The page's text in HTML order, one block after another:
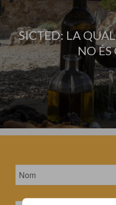
SICTED: LA
NO ÉS